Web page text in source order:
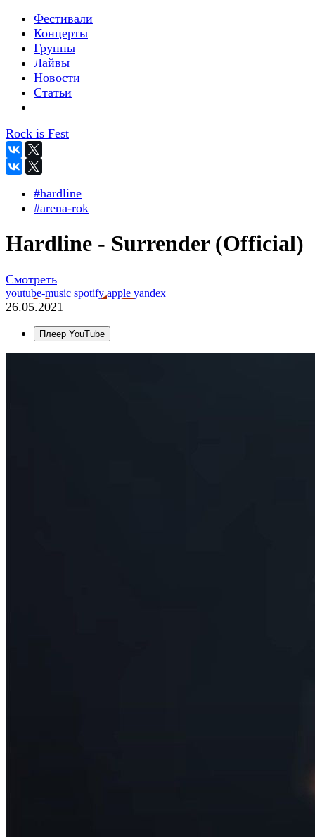
Фестивали
Концерты
Группы
Лайвы
Новости
Статьи
Rock is Fest
#hardline
#arena-rok
Hardline - Surrender (Official)
Смотреть
youtube-music spotifyapple yandex
26.05.2021
Плеер YouTube